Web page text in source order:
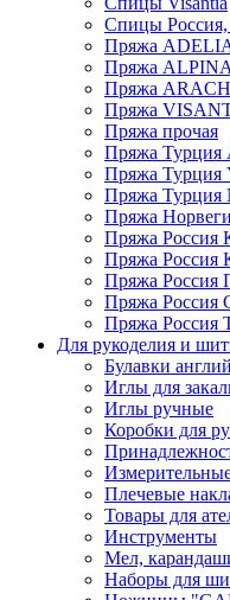
Спицы
Пряжа
Пряжа ALPINA
Пряжа
Пряжа
Пряжа прочая
Пряжа Турция
Пряжа Турция
Пряжа Турция
Пряжа
Пряжа Россия
Пряжа Россия
Пряжа Россия
Пряжа
Пряжа Россия
Для рукоделия и
Булавки
Иглы для
Иглы ручные
Коробки для
Плечевые
Товары для
Инструменты
Мел,
Наборы для